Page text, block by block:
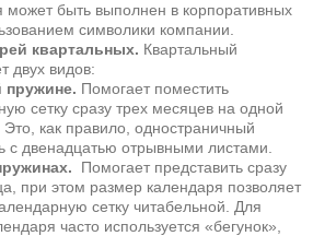
может быть выполнен в корпоративных
символики компании.
квартальных. Квартальный
двух видов:
пружине. Помогает поместить
сетку сразу трех месяцев на одной
как правило, одностраничный
с двенадцатью отрывными листами.
Помогает представить сразу
при этом размер календаря позволяет
сетку читабельной. Для
часто используется «бегунок»,